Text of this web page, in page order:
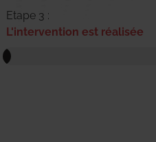
Etape 3 :
L'intervention est réalisée